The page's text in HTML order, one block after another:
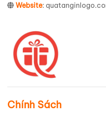
Website:
Chính Sách